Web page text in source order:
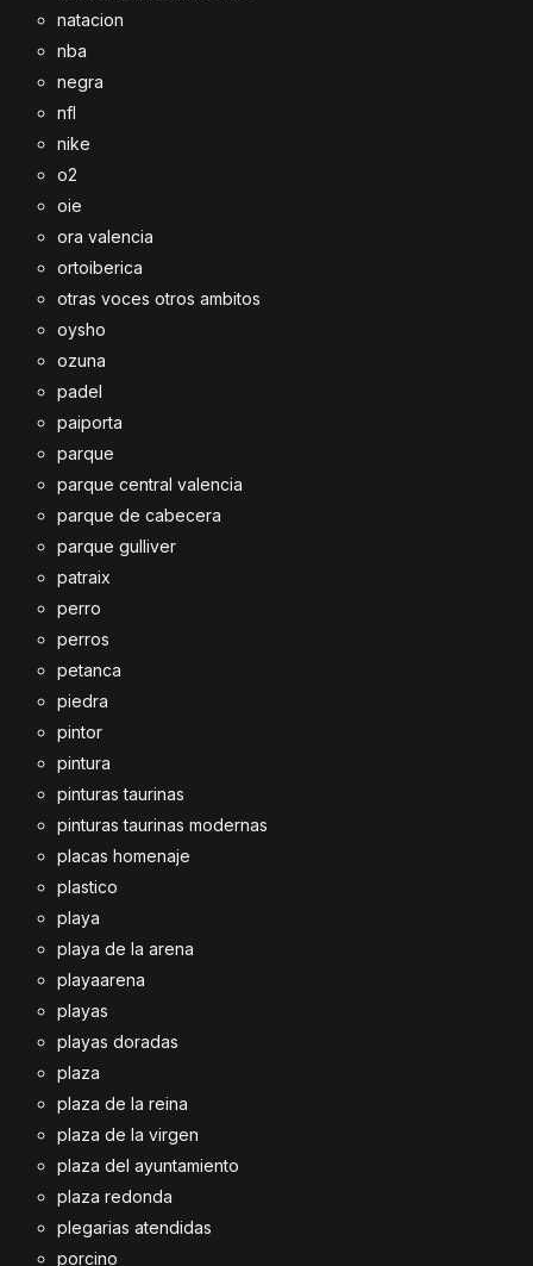
natacion
nba
negra
nfl
nike
o2
oie
ora valencia
ortoiberica
otras voces otros ambitos
oysho
ozuna
padel
paiporta
parque
parque central valencia
parque de cabecera
parque gulliver
patraix
perro
perros
petanca
piedra
pintor
pintura
pinturas taurinas
pinturas taurinas modernas
placas homenaje
plastico
playa
playa de la arena
playaarena
playas
playas doradas
plaza
plaza de la reina
plaza de la virgen
plaza del ayuntamiento
plaza redonda
plegarias atendidas
porcino